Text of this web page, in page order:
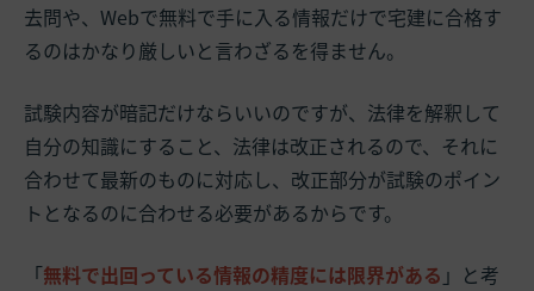
去問や、Webで無料で手に入る情報だけで宅建に合格す
るのはかなり厳しいと言わざるを得ません。
試験内容が暗記だけならいいのですが、法律を解釈して
自分の知識にすること、法律は改正されるので、それに
合わせて最新のものに対応し、改正部分が試験のポイン
トとなるのに合わせる必要があるからです。
「無料で出回っている情報の精度には限界がある 」と考